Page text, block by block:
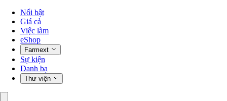
Nổi bật
Giá cả
Việc làm
eShop
Farmext
Sự kiện
Danh bạ
Thư viện